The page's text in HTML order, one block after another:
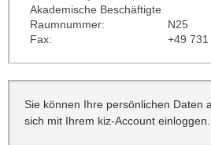
Akademische Beschäftigte
Raumnummer:
N25
Fax:
+49
Sie können Ihre persönlichen Daten
sich mit Ihrem kiz-Account einloggen.